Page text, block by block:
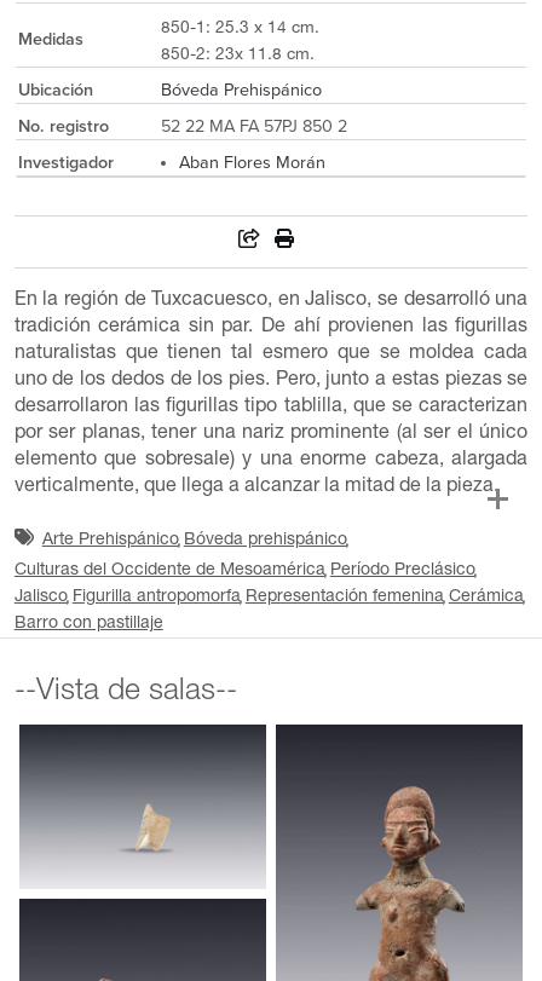
Medidas
850-1: 25.3 x 14 cm.
850-2: 23x 11.8 cm.
Ubicación
Bóveda Prehispánico
No. registro
52 22 MA FA 57PJ 850 2
Investigador
Aban Flores Morán
En la región de Tuxcacuesco, en Jalisco, se desarrolló una
tradición cerámica sin par. De ahí provienen las figurillas
naturalistas que tienen tal esmero que se moldea cada
uno de los dedos de los pies. Pero, junto a estas piezas se
desarrollaron las figurillas tipo tablilla, que se caracterizan
por ser planas, tener una nariz prominente (al ser el único
elemento que sobresale) y una enorme cabeza, alargada
verticalmente, que llega a alcanzar la mitad de la pieza.
Arte Prehispánico Bóveda prehispánico
Culturas del Occidente de Mesoamérica Período Preclásico
Jalisco Figurilla antropomorfa Representación femenina Cerámica
Barro con pastillaje
--Vista de salas--